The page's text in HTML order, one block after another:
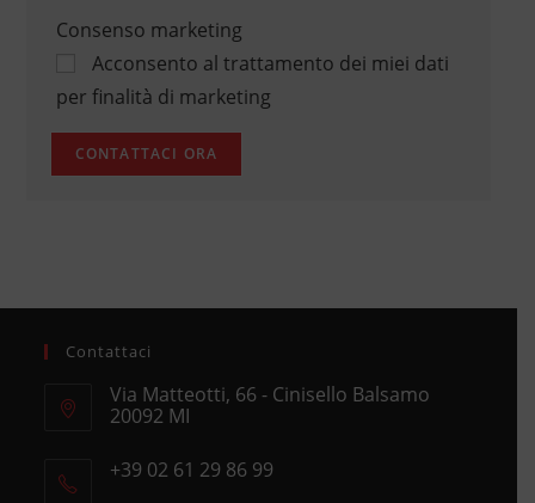
Consenso marketing
Acconsento al trattamento dei miei dati
per finalità di marketing
Contattaci
Via Matteotti, 66 - Cinisello Balsamo
20092 MI
in
+39 02 61 29 86 99